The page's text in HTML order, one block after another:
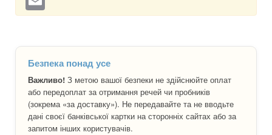
Безпека понад усе
Важливо! З метою вашої безпеки не здійснюйте оплат
або передоплат за отримання речей чи пробників
(зокрема «за доставку»). Не передавайте та не вводьте
дані своєї банківської картки на сторонніх сайтах або за
запитом інших користувачів.